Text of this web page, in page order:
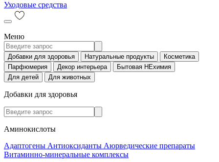
Уходовые средства
Меню
Добавки для здоровья Натуральные продукты
Косметика
Парфюмерия
Декор интерьера
Бытовая НЕхимия
Для детей
Для животных
Добавки для здоровья
Аминокислоты
Адаптогены Антиоксиданты Аюрведические препараты
Витаминно-минеральные комплексы